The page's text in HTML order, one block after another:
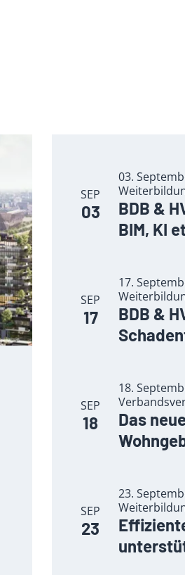
SEP
03
03.
BDB &
BIM, KI
SEP
17
17.
BDB &
SEP
18
18.
Das
SEP
23
23.